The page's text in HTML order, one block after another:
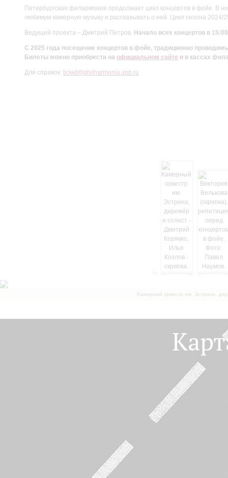
Петербургская филармония продолжает цикл концертов в фойе. В
любимую камерную музыку и рассказывать о ней. Цикл сезона
Ведущий проекта – Дмитрий Петров. Начало всех концертов в
С 2025 года посещение концертов в фойе, традиционно
Билеты можно приобрести на официальном сайте и в кассах
Для справок: ticket@philharmonia.spb.ru
Камерный оркестр им. Эстрина,